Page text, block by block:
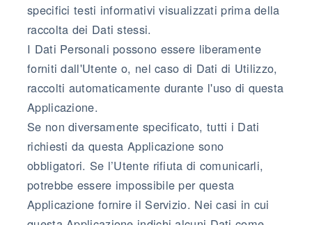
specifici testi informativi visualizzati prima della
raccolta dei Dati stessi.
I Dati Personali possono essere liberamente
forniti dall'Utente o, nel caso di Dati di Utilizzo,
raccolti automaticamente durante l'uso di questa
Applicazione.
Se non diversamente specificato, tutti i Dati
richiesti da questa Applicazione sono
obbligatori. Se l’Utente rifiuta di comunicarli,
potrebbe essere impossibile per questa
Applicazione fornire il Servizio. Nei casi in cui